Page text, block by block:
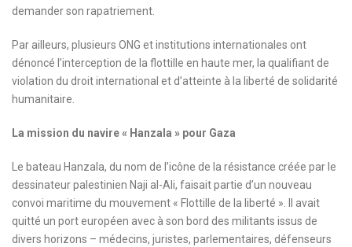
demander son rapatriement.
Par ailleurs, plusieurs ONG et institutions internationales ont
dénoncé l’interception de la flottille en haute mer, la qualifiant de
violation du droit international et d’atteinte à la liberté de solidarité
humanitaire.
La mission du navire « Hanzala » pour Gaza
Le bateau Hanzala, du nom de l’icône de la résistance créée par le
dessinateur palestinien Naji al-Ali, faisait partie d’un nouveau
convoi maritime du mouvement « Flottille de la liberté ». Il avait
quitté un port européen avec à son bord des militants issus de
divers horizons – médecins, juristes, parlementaires, défenseurs